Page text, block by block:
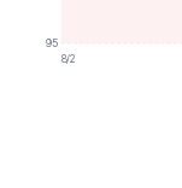
95
8/2